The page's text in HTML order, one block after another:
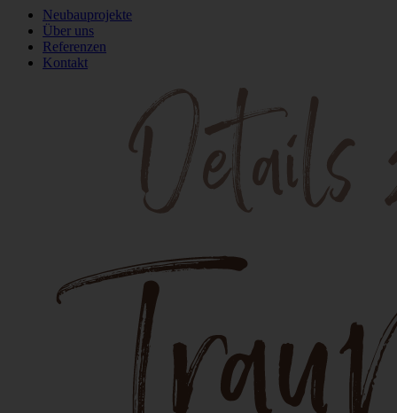
Neubauprojekte
Über uns
Referenzen
Kontakt
Details zu Ihrem Traumhaus